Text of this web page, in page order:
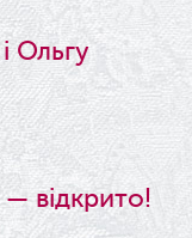
Ольгу
відкрито!